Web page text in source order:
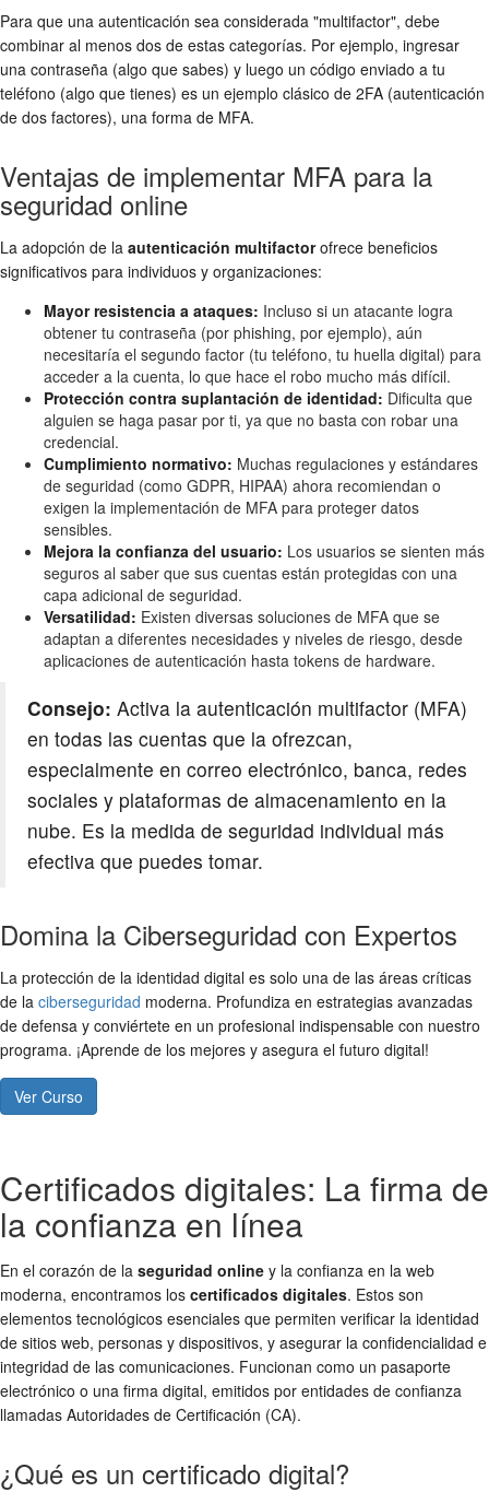
Para que una autenticación sea considerada "multifactor", debe
combinar al menos dos de estas categorías. Por ejemplo, ingresar
una contraseña (algo que sabes) y luego un código enviado a tu
teléfono (algo que tienes) es un ejemplo clásico de 2FA (autenticación
de dos factores), una forma de MFA.
Ventajas de implementar MFA para la
seguridad online
La adopción de la autenticación multifactorofrece beneficios
significativos para individuos y organizaciones:
Mayor resistencia a ataques: Incluso si un atacante logra
obtener tu contraseña (por phishing, por ejemplo), aún
necesitaría el segundo factor (tu teléfono, tu huella digital) para
acceder a la cuenta, lo que hace el robo mucho más difícil.
Protección contra suplantación de identidad: Dificulta que
alguien se haga pasar por ti, ya que no basta con robar una
credencial.
Cumplimiento normativo: Muchas regulaciones y estándares
de seguridad (como GDPR, HIPAA) ahora recomiendan o
exigen la implementación de MFA para proteger datos
sensibles.
Mejora la confianza del usuario: Los usuarios se sienten más
seguros al saber que sus cuentas están protegidas con una
capa adicional de seguridad.
Versatilidad: Existen diversas soluciones de MFA que se
adaptan a diferentes necesidades y niveles de riesgo, desde
aplicaciones de autenticación hasta tokens de hardware.
Consejo: Activa la autenticación multifactor (MFA)
en todas las cuentas que la ofrezcan,
especialmente en correo electrónico, banca, redes
sociales y plataformas de almacenamiento en la
nube. Es la medida de seguridad individual más
efectiva que puedes tomar.
Domina la Ciberseguridad con Expertos
La protección de la identidad digital es solo una de las áreas críticas
de la ciberseguridad moderna. Profundiza en estrategias avanzadas
de defensa y conviértete en un profesional indispensable con nuestro
programa. ¡Aprende de los mejores y asegura el futuro digital!
Ver Curso
Certificados digitales: La firma de
la confianza en línea
En el corazón de la seguridad online y la confianza en la web
moderna, encontramos los certificados digitales. Estos son
elementos tecnológicos esenciales que permiten verificar la identidad
de sitios web, personas y dispositivos, y asegurar la confidencialidad e
integridad de las comunicaciones. Funcionan como un pasaporte
electrónico o una firma digital, emitidos por entidades de confianza
llamadas Autoridades de Certificación (CA).
¿Qué es un certificado digital?